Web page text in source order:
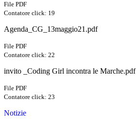
File PDF
Contatore click: 19
Agenda_CG_13maggio21.pdf
File PDF
Contatore click: 22
invito _Coding Girl incontra le Marche.pdf
File PDF
Contatore click: 23
Notizie